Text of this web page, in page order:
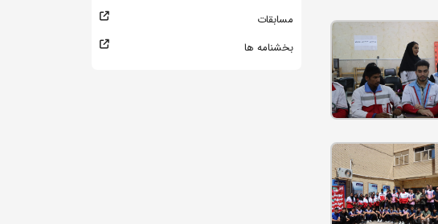
مسابقات
بخشنامه ها